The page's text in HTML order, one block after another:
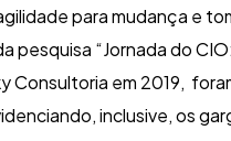
para mudança e
“Jornada do
Consultoria em 2019,
inclusive, os